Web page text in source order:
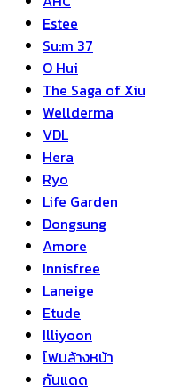
Estee
Su:m 37
O Hui
The Saga of Xiu
Wellderma
VDL
Hera
Ryo
Life Garden
Dongsung
Amore
Innisfree
Laneige
Etude
Illiyoon
โฟมล้างหน้า
กันแดด